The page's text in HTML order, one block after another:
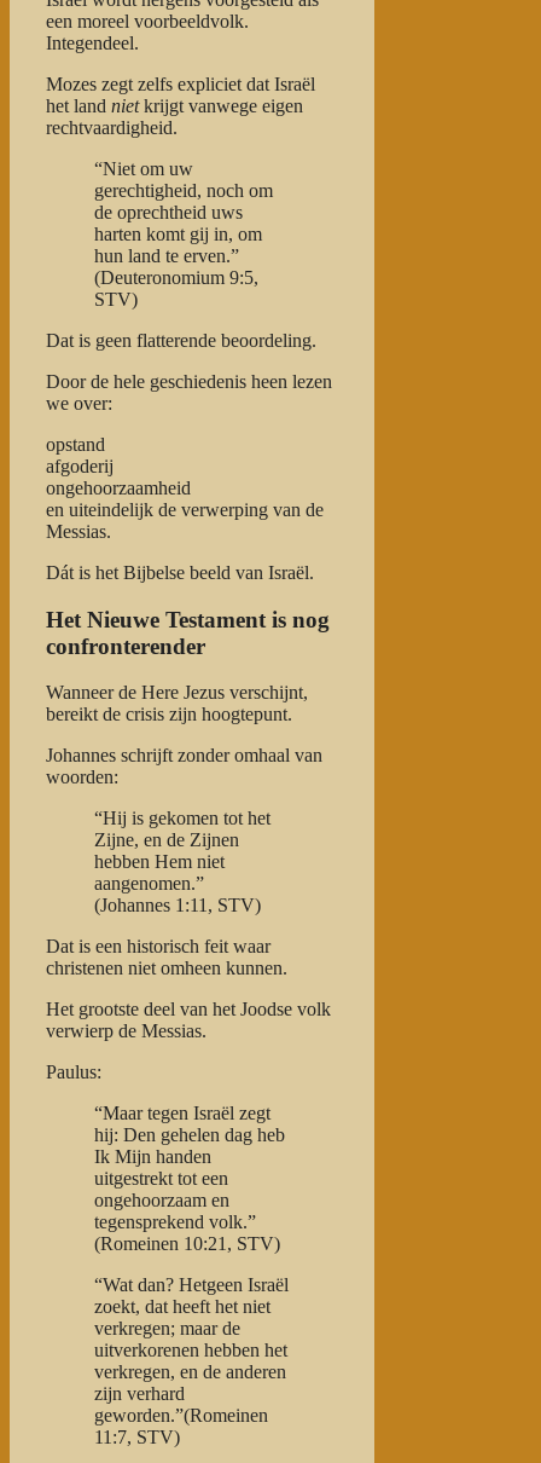
een moreel voorbeeldvolk.
Integendeel.
Mozes zegt zelfs expliciet dat Israël
het land nietkrijgt vanwege eigen
rechtvaardigheid.
“Niet om uw
gerechtigheid, noch om
de oprechtheid uws
harten komt gij in, om
hun land te erven.”
(Deuteronomium 9:5,
STV)
Dat is geen flatterende beoordeling.
Door de hele geschiedenis heen lezen
we over:
opstand
afgoderij
ongehoorzaamheid
en uiteindelijk de verwerping van de
Messias.
Dát is het Bijbelse beeld van Israël.
Het Nieuwe Testament is nog
confronterender
Wanneer de Here Jezus verschijnt,
bereikt de crisis zijn hoogtepunt.
Johannes schrijft zonder omhaal van
woorden:
“Hij is gekomen tot het
Zijne, en de Zijnen
hebben Hem niet
aangenomen.”
(Johannes 1:11, STV)
Dat is een historisch feit waar
christenen niet omheen kunnen.
Het grootste deel van het Joodse volk
verwierp de Messias.
Paulus:
“Maar tegen Israël zegt
hij: Den gehelen dag heb
Ik Mijn handen
uitgestrekt tot een
ongehoorzaam en
tegensprekend volk.”
(Romeinen 10:21, STV)
“Wat dan? Hetgeen Israël
zoekt, dat heeft het niet
verkregen; maar de
uitverkorenen hebben het
verkregen, en de anderen
zijn verhard
geworden.”(Romeinen
11:7, STV)